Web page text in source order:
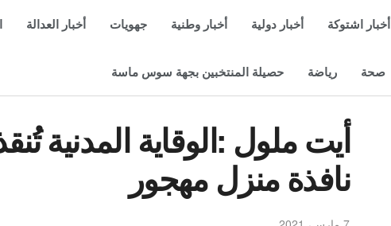
أخبار اشتوكة أخبار دولية أخبار وطنية جهويات أخبار العدالة
صحة رياضة حصيلة المنتخبين بجهة سوس ماسة
أيت ملول :الوقاية المدنية
نافذة منزل مهجور